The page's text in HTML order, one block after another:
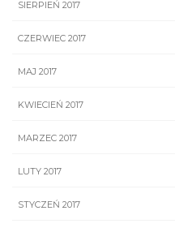
SIERPIEŃ 2017
CZERWIEC 2017
MAJ 2017
KWIECIEŃ 2017
MARZEC 2017
LUTY 2017
STYCZEŃ 2017